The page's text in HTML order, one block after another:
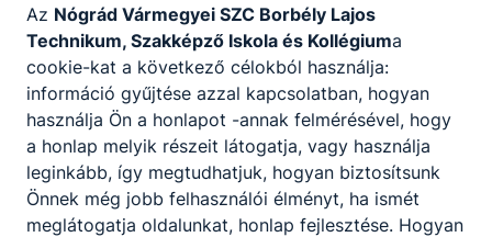
Az Nógrád Vármegyei SZC Borbély Lajos
Technikum, Szakképző Iskola és Kollégiuma
cookie-kat a következő célokból használja:
információ gyűjtése azzal kapcsolatban, hogyan
használja Ön a honlapot -annak felmérésével, hogy
a honlap melyik részeit látogatja, vagy használja
leginkább, így megtudhatjuk, hogyan biztosítsunk
Önnek még jobb felhasználói élményt, ha ismét
meglátogatja oldalunkat, honlap fejlesztése. Hogyan